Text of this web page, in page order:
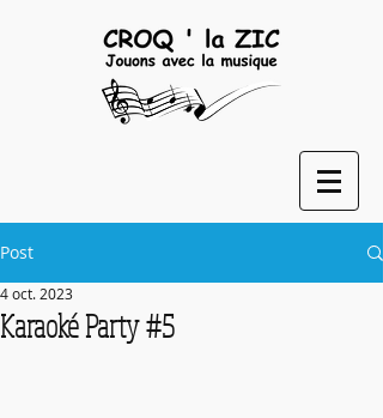
Post
Karaoké Party #5
4 oct. 2023